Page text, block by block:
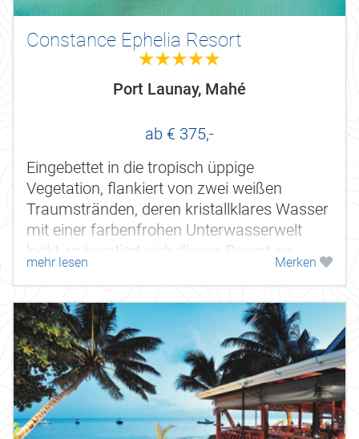
Constance Ephelia Resort
5.0
Port Launay, Mahé
ab € 375,-
Eingebettet in die tropisch üppige
Vegetation, flankiert von zwei weißen
Traumstränden, deren kristallklares Wasser
mit einer farbenfrohen Unterwasserwelt
lockt, präsentiert sich dieses Resort an
Mahés Nordwestküste. Ein Ort zum...
mehr lesen Merken